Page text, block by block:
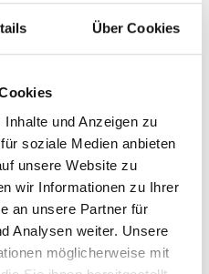
Über Cookies
und Anzeigen zu
soziale Medien anbieten
unsere Website zu
wir Informationen zu Ihrer
an unsere Partner für
Analysen weiter. Unsere
möglicherweise mit